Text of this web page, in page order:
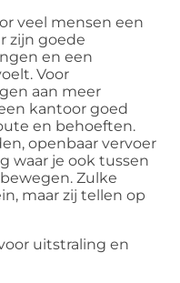
veel mensen een
zijn goede
en een
Voor
aan meer
kantoor goed
en behoeften.
openbaar vervoer
waar je ook tussen
Zulke
maar zij tellen op
uitstraling en